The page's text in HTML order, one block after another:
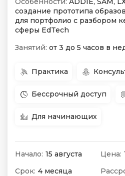
создание прототипа
для портфолио с разбором
сферы EdTech
Занятий: от 3 до 5 часов в
Практика
Бессрочный доступ
Для начинающих
Начало: 15 августа Цена:
Срок: 4 месяца